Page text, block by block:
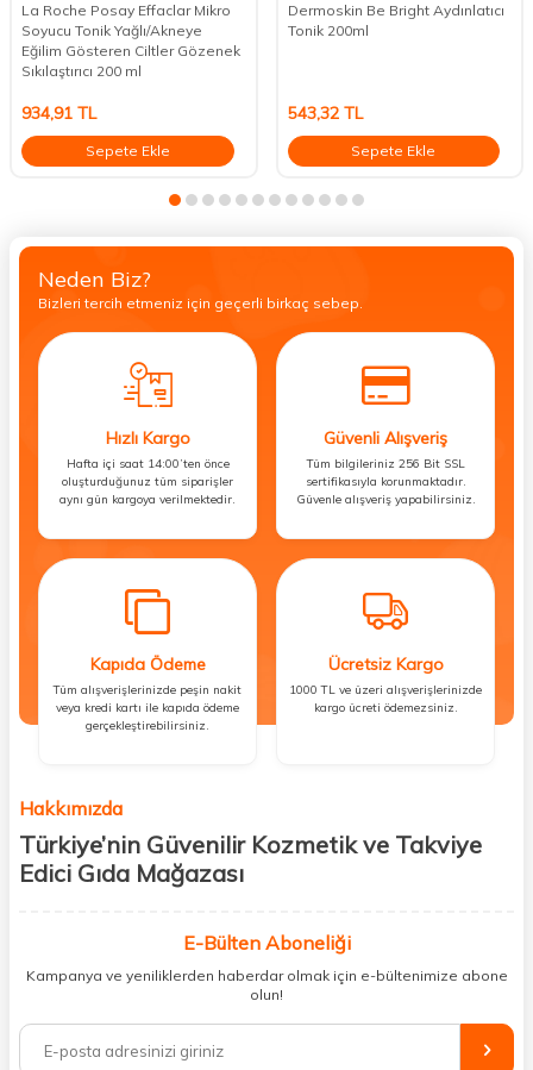
La Roche Posay Effaclar Mikro
Soyucu Tonik Yağlı/Akneye
Eğilim Gösteren Ciltler Gözenek
Sıkılaştırıcı 200 ml
934,91 TL
Sepete Ekle
Dermoskin Be Bright Aydınlatıcı
Tonik 200ml
543,32TL
Sepete Ekle
Neden Biz?
Bizleri tercih etmeniz için geçerli birkaç sebep.
Hızlı Kargo
Hafta içi saat 14:00’ten önce
oluşturduğunuz tüm siparişler
aynı gün kargoya verilmektedir.
Güvenli Alışveriş
Tüm bilgileriniz 256 Bit SSL
sertifikasıyla korunmaktadır.
Güvenle alışveriş yapabilirsiniz.
Kapıda Ödeme
Tüm alışverişlerinizde peşin nakit
veya kredi kartı ile kapıda ödeme
gerçekleştirebilirsiniz.
Ücretsiz Kargo
1000 TL ve üzeri alışverişlerinizde
kargo ücreti ödemezsiniz.
Hakkımızda
Türkiye’nin Güvenilir Kozmetik ve Takviye
Edici Gıda Mağazası
kişisel bakım hem de takviye edici gıda ürünlerini sizlerle
buluşturuyoruz. Artık mağaza mağaza dolaşmanıza gerek yok;
ihtiyacınız olan her şeyi tek bir çatı altında topluyor ve kapınıza kadar
%100 orijinal kozmetik ve sağlık ürünleriyle güzelliğinizi tamamlayabilir,
vücudunuzu desteklemek için güvenilir takviye edici gıdalara
E-Bülten Aboneliği
Kampanya ve yeniliklerden haberdar olmak için e-bültenimize abone
olun!